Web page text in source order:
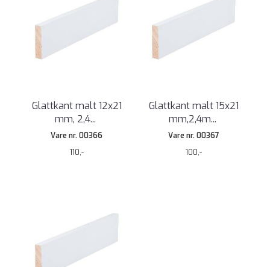
Glattkant malt 12x21
mm, 2,4...
Vare nr. 00366
110,-
Glattkant malt 15x21
mm,2,4m...
Vare nr. 00367
100,-